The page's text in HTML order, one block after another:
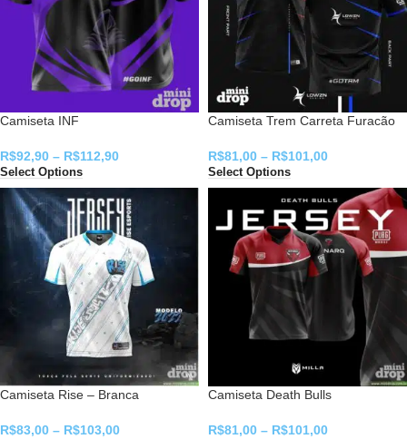
Camiseta INF
R$92,90 – R$112,90
Select Options
Camiseta Trem Carreta Furacão
R$81,00 – R$101,00
Select Options
Camiseta Rise – Branca
R$83,00 – R$103,00
Camiseta Death Bulls
R$81,00 – R$101,00